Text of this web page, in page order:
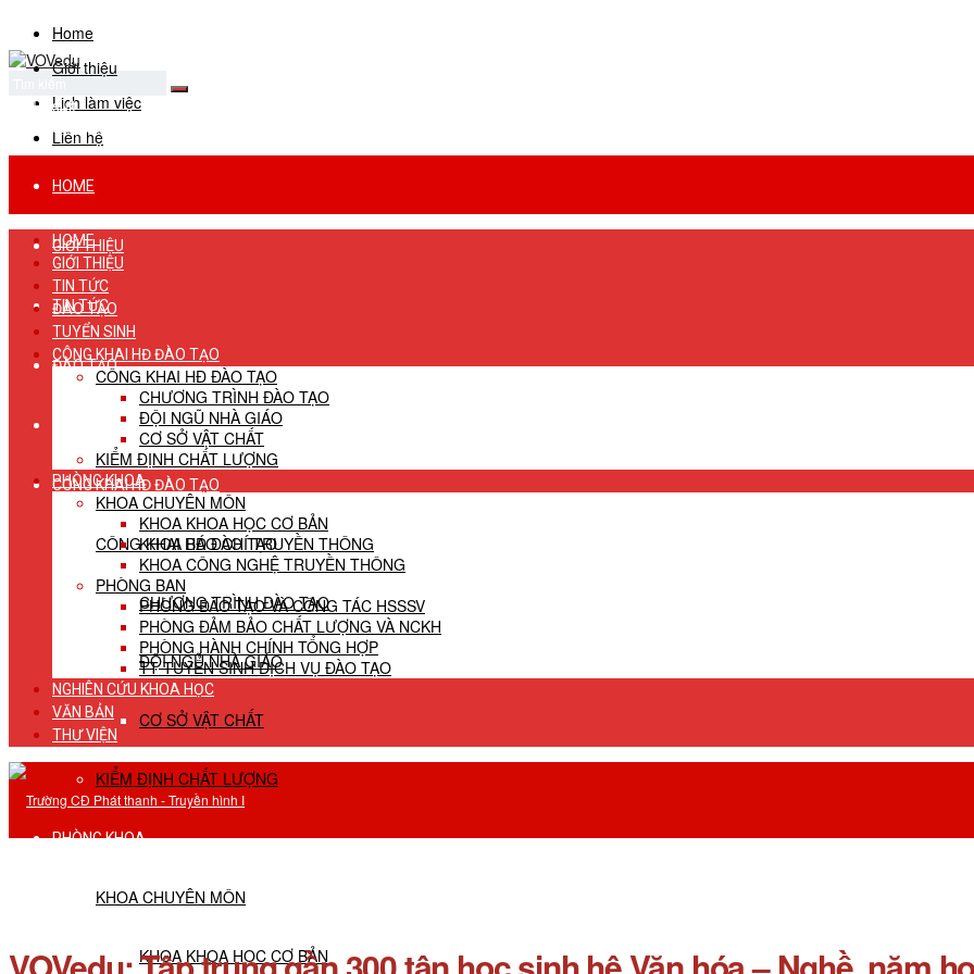
Home
Giới thiệu
Lịch làm việc
Liên hệ
No Result
View All Result
HOME
GIỚI THIỆU
TIN TỨC
ĐÀO TẠO
TUYỂN SINH
CÔNG KHAI HĐ ĐÀO TẠO
CÔNG KHAI HĐ ĐÀO TẠO
CHƯƠNG TRÌNH ĐÀO TẠO
ĐỘI NGŨ NHÀ GIÁO
CƠ SỞ VẬT CHẤT
KIỂM ĐỊNH CHẤT LƯỢNG
PHÒNG KHOA
KHOA CHUYÊN MÔN
KHOA KHOA HỌC CƠ BẢN
HOME
GIỚI THIỆU
TIN TỨC
ĐÀO TẠO
TUYỂN SINH
CÔNG KHAI HĐ ĐÀO TẠO
CÔNG KHAI HĐ ĐÀO TẠO
CHƯƠNG TRÌNH ĐÀO TẠO
ĐỘI NGŨ NHÀ GIÁO
CƠ SỞ VẬT CHẤT
KIỂM ĐỊNH CHẤT LƯỢNG
PHÒNG KHOA
KHOA CHUYÊN MÔN
KHOA KHOA HỌC CƠ BẢN
KHOA BÁO CHÍ TRUYỀN THÔNG
KHOA CÔNG NGHỆ TRUYỀN THÔNG
PHÒNG BAN
PHÒNG ĐÀO TẠO VÀ CÔNG TÁC HSSSV
PHÒNG ĐẢM BẢO CHẤT LƯỢNG VÀ NCKH
PHÒNG HÀNH CHÍNH TỔNG HỢP
TT TUYỂN SINH DỊCH VỤ ĐÀO TẠO
NGHIÊN CỨU KHOA HỌC
VĂN BẢN
THƯ VIỆN